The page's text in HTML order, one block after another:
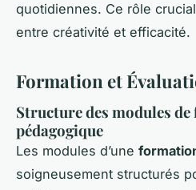
quotidiennes. Ce rôle
entre créativité et efficacité.
Formation et
Structure des modules
pédagogique
Les modules d’une
soigneusement structurés